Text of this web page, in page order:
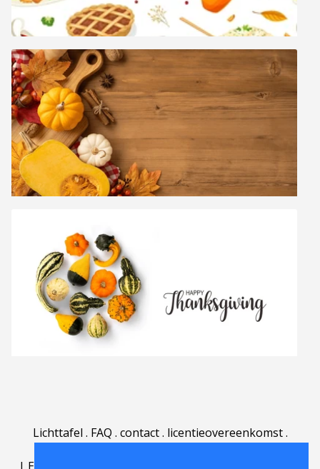
Lichttafel . FAQ . contact. licentieovereenkomst.